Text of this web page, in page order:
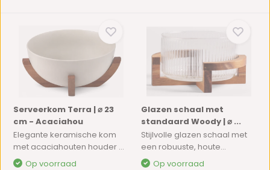
Serveerkom Terra | ⌀ 23
cm - Acaciahou
Elegante keramische kom
met acaciahouten houder ...
Op voorraad
Glazen schaal met
standaard Woody | ⌀ ...
Stijlvolle glazen schaal met
een robuuste, houte...
Op voorraad